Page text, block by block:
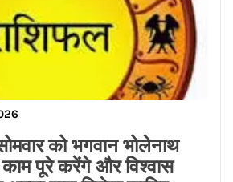
नियमों में बड़ा बदलाव